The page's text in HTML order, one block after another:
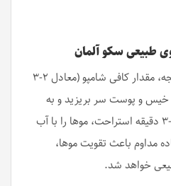
طبیعی سکو آلمان
برای دستیابی به بهترین نتیجه، مقدار کافی شامپو (معادل ۲-۳
و پوست سر بریزید و به
آرامی ماساژ دهید. پس از ۲-۳ دقیقه استراحت، موها را با آب
مداوم باعث تقویت موها،
خواهد شد.